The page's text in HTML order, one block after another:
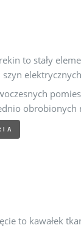
to stały
szyn
obrobionych
to kawałek